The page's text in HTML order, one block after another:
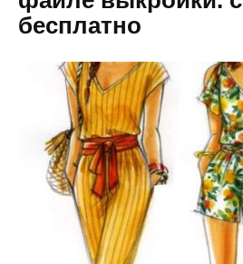
бесплатно